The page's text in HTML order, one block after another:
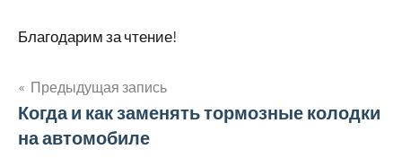
Благодарим за чтение!
Навигация
по
Предыдущая запись
Когда и как заменять тормозные колодки
на автомобиле